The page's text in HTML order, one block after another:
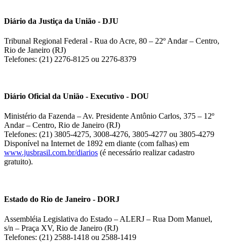
Diário da Justiça da União - DJU
Tribunal Regional Federal - Rua do Acre, 80 – 22º Andar – Centro,
Rio de Janeiro (RJ)
Telefones: (21) 2276-8125 ou 2276-8379
Diário Oficial da União - Executivo - DOU
Ministério da Fazenda – Av. Presidente Antônio Carlos, 375 – 12º
Andar – Centro, Rio de Janeiro (RJ)
Telefones: (21) 3805-4275, 3008-4276, 3805-4277 ou 3805-4279
Disponível na Internet de 1892 em diante (com falhas) em
www.jusbrasil.com.br/diarios (é necessário realizar cadastro
gratuito).
Estado do Rio de Janeiro - DORJ
Assembléia Legislativa do Estado – ALERJ – Rua Dom Manuel,
s/n – Praça XV, Rio de Janeiro (RJ)
Telefones: (21) 2588-1418 ou 2588-1419